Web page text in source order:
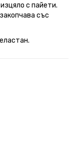
с пайети.
със